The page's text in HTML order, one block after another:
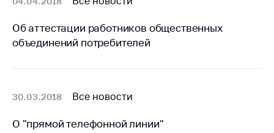
Общественное
обсуждение
проектов
ведения бизнеса
Об аттестации работников общественных
объединений потребителей
30.03.2018 Все новости
О "прямой телефонной линии"